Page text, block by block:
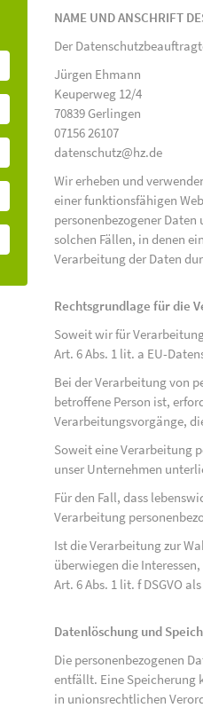
NAME UND ANSCHRIFT
Der
Jürgen Ehmann
Keuperweg 12/4
70839 Gerlingen
07156 26107
datenschutz@hz.de
Wir erheben und
einer funktionsfähigen
personenbezogener
solchen Fällen, in denen
Verarbeitung der Daten
Rechtsgrundlage für die
Soweit wir für
Art. 6 Abs. 1 lit. a EU-
Bei der Verarbeitung von
betroffene Person ist,
Verarbeitungsvorgänge,
Soweit eine Verarbeitung
unser Unternehmen
Für den Fall, dass
Verarbeitung
Ist die Verarbeitung zur
überwiegen die
Art. 6 Abs. 1 lit. f DSGVO
Datenlöschung und
Die personenbezogenen
entfällt. Eine Speicherung
in unionsrechtlichen